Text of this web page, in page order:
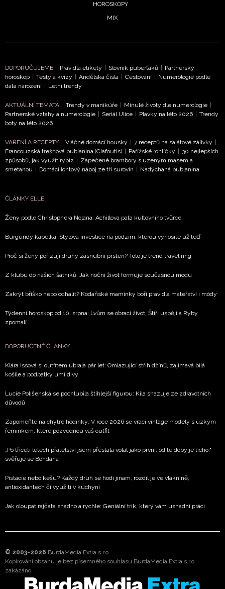
NEWSLETTER
ODESLAT
Přihlášením k newsletteru souhlasíte sObchodními
ochrany soukromí
Vašimi údaji pracovat zejména k organizaci a
informace od našich partnerů? Pokud souhlasíte se
soukromí BurdaMedia Extra s.r.o. , zaškrtněte toto pole.
HOROSKOPY
MIX
DOPORUČUJEME Pravidla etikety Slovník puberťáků
Partnerský
horoskop
Testy a kvízy Andělská čísla Cestování
Numerologie podle
data narození
Letní trendy
AKTUÁLNÍ TÉMATA Trendy v manikúře Minulé životy dle numerologie
Partnerské vztahy a numerologie
Seriál Ulice Plavky na léto 2026
Trendy
boty na léto 2026
VAŘENÍ A RECEPTY Vláčné domácí housky 7 receptů na salátové zálivky
Francouzská třešňová bublanina (Clafoutis)
Pařížské rohlíčky
30 nejlepších
způsobů, jak využít rybíz
Zapečené brambory s uzeným masem a
smetanou
Domácí iontový nápoj ze tří surovin Nadýchaná bublanina
ČLÁNKY ELLE
Ženy podle Christophera Nolana: Achillova pata kultovního tvůrce
Burgundy kabelka: Stylová investice na podzim, kterou vynosíte už teď
Proč si ženy pořizují druhý zásnubní prsten? Toto je trend travel ring
Z klubu do našich šatníků: Jak noční život formuje současnou módu
Zakrýt bříško nebo odhalit? Kodaňské maminky boří pravidla mateřství i módy
Týdenní horoskop od 10. srpna: Lvům se obrací život, Štíři uspějí a Ryby
zpomalí
DOPORUČENÉ ČLÁNKY
Klára Issová si outfitem ubrala pár let: Omlazující střih džínů, zajímavá bílá
košile a podpatky umí divy
Lucie Polišenská se pochlubila štíhlejší figurou: Kila shazuje ze zdravotních
důvodů
Zapomeňte na chytré hodinky: V roce 2026 se vrací vintage modely s úzkým
řemínkem, které pozvednou váš outfit
„Po třiceti letech přátelství jsem přestala volat jako první, od té doby je ticho,“
svěřuje se Bohdana
Pistácie nebo kešu? Každý druh se hodí jinam, rozdíl je ve vláknině,
antioxidantech či využití v kuchyni
Jak oloupat rajčata snadno a rychle: Geniální trik, který vám usnadní práci
© 2003-2026 BurdaMedia Extra s.r.o.
Kopírování obsahu je bez písemného souhlasu BurdaMedia Extra s.r.o.
zakázáno